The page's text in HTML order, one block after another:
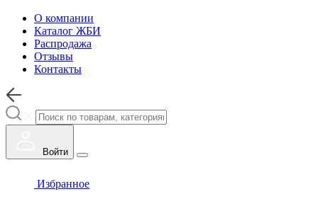
О компании
Каталог ЖБИ
Распродажа
Отзывы
Контакты
Войти
Избранное